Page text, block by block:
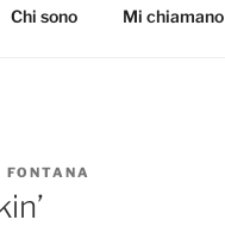
Chi sono Mi chiamano
FONTANA